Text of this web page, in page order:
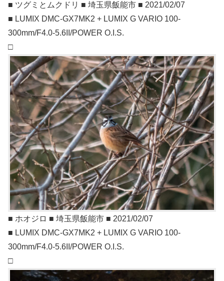
■ ツグミとムクドリ ■ 埼玉県飯能市 ■ 2021/02/07
■ LUMIX DMC-GX7MK2 + LUMIX G VARIO 100-
300mm/F4.0-5.6II/POWER O.I.S.
□
■ ホオジロ ■ 埼玉県飯能市 ■ 2021/02/07
■ LUMIX DMC-GX7MK2 + LUMIX G VARIO 100-
300mm/F4.0-5.6II/POWER O.I.S.
□